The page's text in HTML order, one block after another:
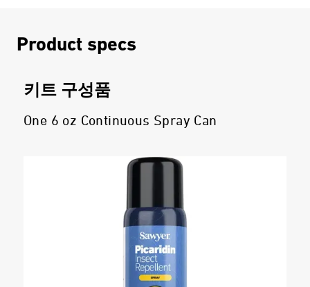
Product specs
키트 구성품
One 6 oz Continuous Spray Can